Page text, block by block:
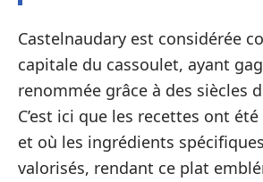
Castelnaudary est considérée
capitale du cassoulet, ayant
renommée grâce à des siècles
C’est ici que les recettes ont
et où les ingrédients
valorisés, rendant ce plat